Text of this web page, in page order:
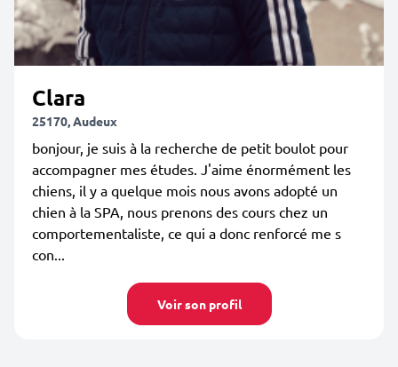
Clara
25170, Audeux
bonjour, je suis à la recherche de petit boulot pour
accompagner mes études. J'aime énormément les
chiens, il y a quelque mois nous avons adopté un
chien à la SPA, nous prenons des cours chez un
comportementaliste, ce qui a donc renforcé me s
con...
Voir son profil